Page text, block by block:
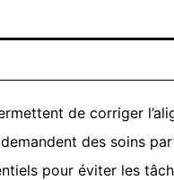
de corriger
des soins
pour éviter les